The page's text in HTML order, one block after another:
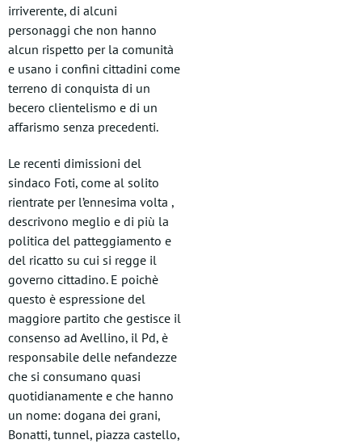
irriverente, di alcuni
personaggi che non hanno
alcun rispetto per la comunità
e usano i confini cittadini come
terreno di conquista di un
becero clientelismo e di un
affarismo senza precedenti.
Le recenti dimissioni del
sindaco Foti, come al solito
rientrate per l’ennesima volta ,
descrivono meglio e di più la
politica del patteggiamento e
del ricatto su cui si regge il
governo cittadino. E poichè
questo è espressione del
maggiore partito che gestisce il
consenso ad Avellino, il Pd, è
responsabile delle nefandezze
che si consumano quasi
quotidianamente e che hanno
un nome: dogana dei grani,
Bonatti, tunnel, piazza castello,